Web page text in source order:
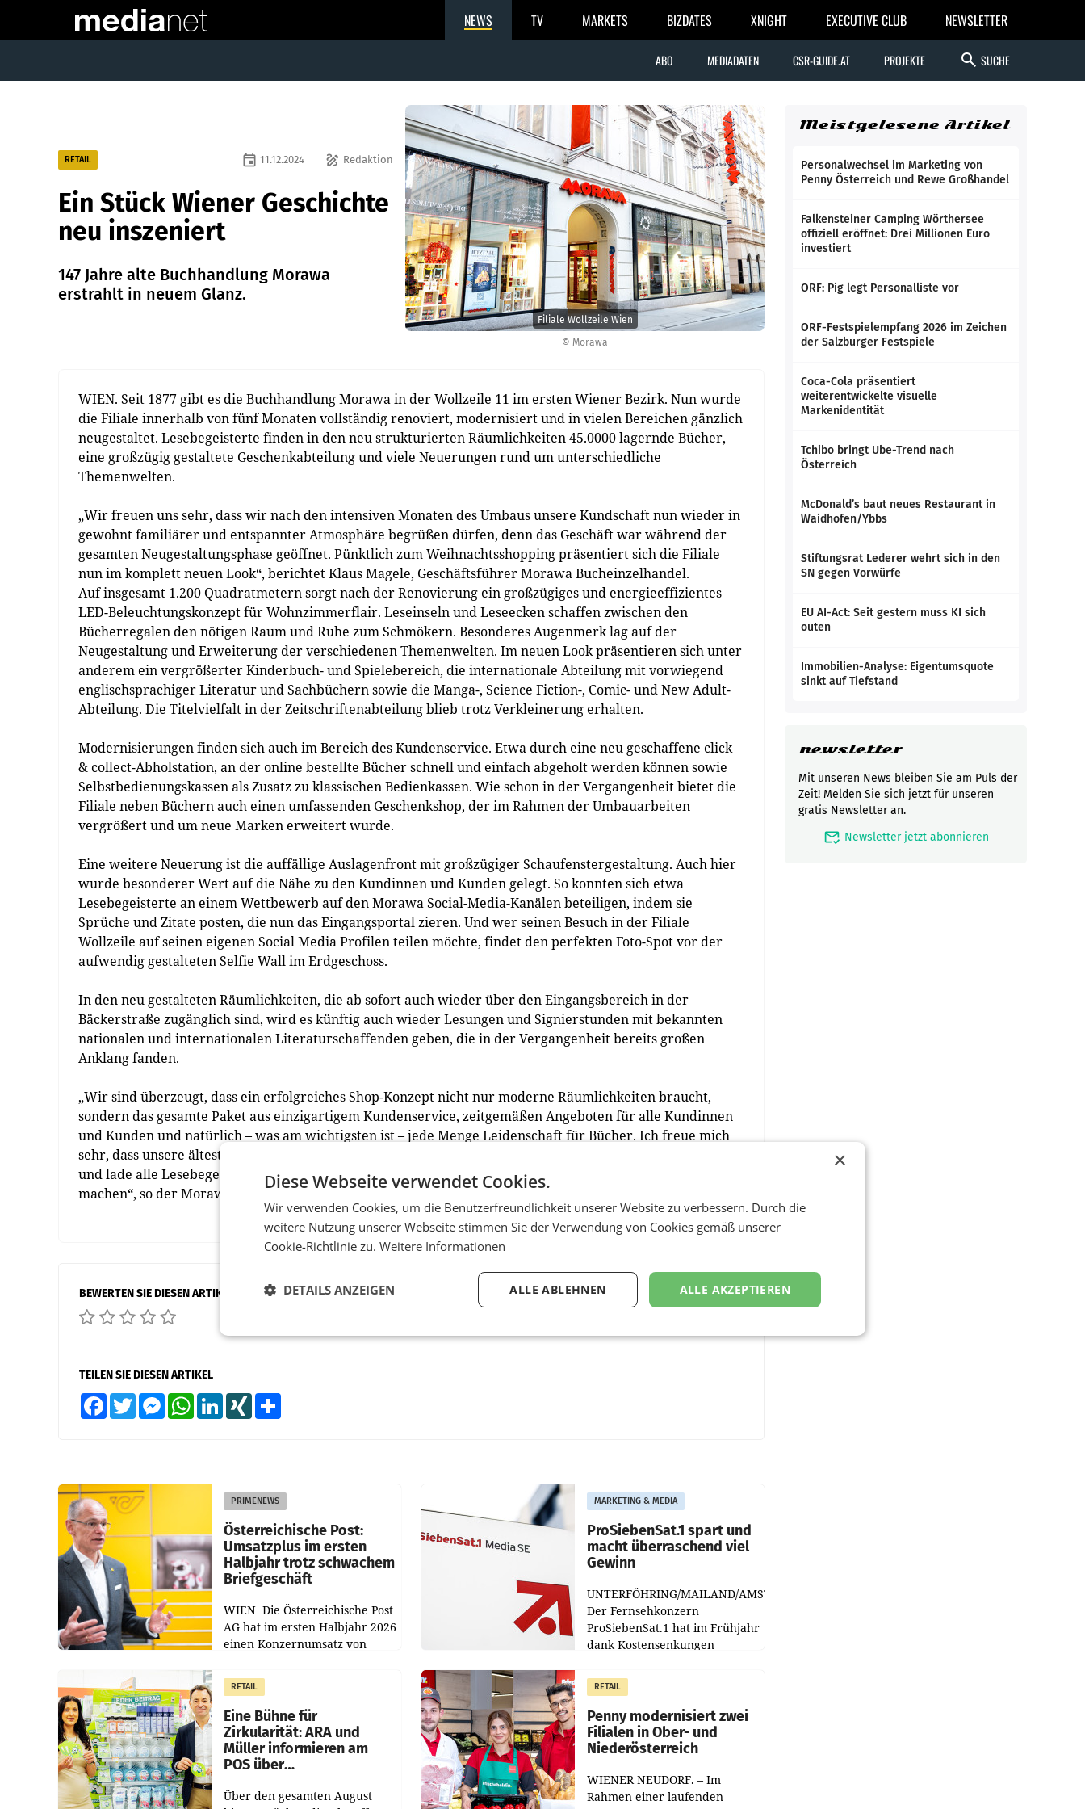
NEWS TV MARKETS BIZDATES XNIGHT EXECUTIVE CLUB NEWSLETTER
ABO MEDIADATEN CSR-GUIDE.AT PROJEKTE search SUCHE
© Morawa
Filiale Wollzeile Wien
RETAIL draw Redaktion
event 11.12.2024
Ein Stück Wiener Geschichte
neu inszeniert
147 Jahre alte Buchhandlung Morawa
erstrahlt in neuem Glanz.
WIEN. Seit 1877 gibt es die Buchhandlung Morawa in der Wollzeile 11 im ersten Wiener Bezirk. Nun wurde
die Filiale innerhalb von fünf Monaten vollständig renoviert, modernisiert und in vielen Bereichen gänzlich
neugestaltet. Lesebegeisterte finden in den neu strukturierten Räumlichkeiten 45.0000 lagernde Bücher,
eine großzügig gestaltete Geschenkabteilung und viele Neuerungen rund um unterschiedliche
Themenwelten.
„Wir freuen uns sehr, dass wir nach den intensiven Monaten des Umbaus unsere Kundschaft nun wieder in
gewohnt familiärer und entspannter Atmosphäre begrüßen dürfen, denn das Geschäft war während der
gesamten Neugestaltungsphase geöffnet. Pünktlich zum Weihnachtsshopping präsentiert sich die Filiale
nun im komplett neuen Look“, berichtet Klaus Magele, Geschäftsführer Morawa Bucheinzelhandel.
Auf insgesamt 1.200 Quadratmetern sorgt nach der Renovierung ein großzügiges und energieeffizientes
LED-Beleuchtungskonzept für Wohnzimmerflair. Leseinseln und Leseecken schaffen zwischen den
Bücherregalen den nötigen Raum und Ruhe zum Schmökern. Besonderes Augenmerk lag auf der
Neugestaltung und Erweiterung der verschiedenen Themenwelten. Im neuen Look präsentieren sich unter
anderem ein vergrößerter Kinderbuch- und Spielebereich, die internationale Abteilung mit vorwiegend
englischsprachiger Literatur und Sachbüchern sowie die Manga-, Science Fiction-, Comic- und New Adult-
Abteilung. Die Titelvielfalt in der Zeitschriftenabteilung blieb trotz Verkleinerung erhalten.
Modernisierungen finden sich auch im Bereich des Kundenservice. Etwa durch eine neu geschaffene click
& collect-Abholstation, an der online bestellte Bücher schnell und einfach abgeholt werden können sowie
Selbstbedienungskassen als Zusatz zu klassischen Bedienkassen. Wie schon in der Vergangenheit bietet die
Filiale neben Büchern auch einen umfassenden Geschenkshop, der im Rahmen der Umbauarbeiten
vergrößert und um neue Marken erweitert wurde.
Eine weitere Neuerung ist die auffällige Auslagenfront mit großzügiger Schaufenstergestaltung. Auch hier
wurde besonderer Wert auf die Nähe zu den Kundinnen und Kunden gelegt. So konnten sich etwa
Lesebegeisterte an einem Wettbewerb auf den Morawa Social-Media-Kanälen beteiligen, indem sie
Sprüche und Zitate posten, die nun das Eingangsportal zieren. Und wer seinen Besuch in der Filiale
Wollzeile auf seinen eigenen Social Media Profilen teilen möchte, findet den perfekten Foto-Spot vor der
aufwendig gestalteten Selfie Wall im Erdgeschoss.
In den neu gestalteten Räumlichkeiten, die ab sofort auch wieder über den Eingangsbereich in der
Bäckerstraße zugänglich sind, wird es künftig auch wieder Lesungen und Signierstunden mit bekannten
nationalen und internationalen Literaturschaffenden geben, die in der Vergangenheit bereits großen
Anklang fanden.
„Wir sind überzeugt, dass ein erfolgreiches Shop-Konzept nicht nur moderne Räumlichkeiten braucht,
sondern das gesamte Paket aus einzigartigem Kundenservice, zeitgemäßen Angeboten für alle Kundinnen
und Kunden und natürlich – was am wichtigsten ist – jede Menge Leidenschaft für Bücher. Ich freue mich
sehr, dass unsere älteste Filiale, die zugleich die Keimzelle des Unternehmens ist, nun all das in sich vereint
und lade alle Lesebegeisterten herzlich ein, uns in der Wollzeile zu besuchen und sich selbst ein Bild zu
machen“, so der Morawa Bucheinzelhandels CEO.
BEWERTEN SIE DIESEN ARTIKEL
TEILEN SIE DIESEN ARTIKEL
FacebookTwitter MessengerWhatsAppLinkedInXING
PRIMENEWS
Österreichische Post:
Umsatzplus im ersten
Halbjahr trotz schwachem
Briefgeschäft
WIEN Die Österreichische Post
AG hat im ersten Halbjahr 2026
einen Konzernumsatz von
erwirtschaftet, was einem Plus
von 3,8 Prozent gegenüber
dem Vergleichszeitraum
MARKETING & MEDIA
ProSiebenSat.1 spart und
macht überraschend viel
Gewinn
UNTERFÖHRING/MAILAND/AMSTERDAM.
Der Fernsehkonzern
ProSiebenSat.1 hat im Frühjahr
dank Kostensenkungen
gemacht und die
Markterwartung deutlich
übertroffen.
RETAIL
Eine Bühne für
Zirkularität: ARA und
Müller informieren am
POS über
Über den gesamten August
RETAIL
Penny modernisiert zwei
Filialen in Ober- und
Niederösterreich
WIENER NEUDORF. – Im
Rahmen einer laufenden
Meistgelesene Artikel
Personalwechsel im Marketing von
Penny Österreich und Rewe Großhandel
Falkensteiner Camping Wörthersee
offiziell eröffnet: Drei Millionen Euro
investiert
ORF: Pig legt Personalliste vor
ORF-Festspielempfang 2026 im Zeichen
der Salzburger Festspiele
Coca-Cola präsentiert
weiterentwickelte visuelle
Markenidentität
Tchibo bringt Ube-Trend nach
Österreich
McDonald’s baut neues Restaurant in
Waidhofen/Ybbs
Stiftungsrat Lederer wehrt sich in den
SN gegen Vorwürfe
EU AI-Act: Seit gestern muss KI sich
outen
Immobilien-Analyse: Eigentumsquote
sinkt auf Tiefstand
newsletter
Mit unseren News bleiben Sie am Puls der
Zeit! Melden Sie sich jetzt für unseren
gratis Newsletter an.
mark_email_read Newsletter jetzt abonnieren
×
Diese Webseite verwendet Cookies.
Wir verwenden Cookies, um die Benutzerfreundlichkeit unserer Website zu verbessern. Durch die
weitere Nutzung unserer Webseite stimmen Sie der Verwendung von Cookies gemäß unserer
Cookie-Richtlinie zu. Weitere Informationen
ALLE AKZEPTIEREN
ALLE ABLEHNEN
DETAILS ANZEIGEN